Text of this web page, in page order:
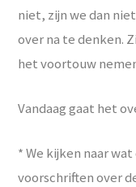
niet, zijn we dan
over na te denken.
het voortouw
Vandaag gaat het
* We kijken naar
voorschriften over